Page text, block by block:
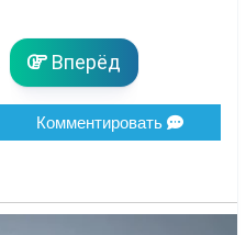
Вперёд
Комментировать